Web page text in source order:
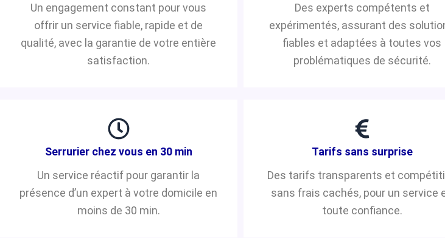
Un engagement constant pour vous
offrir un service fiable, rapide et de
qualité, avec la garantie de votre entière
satisfaction.
Des experts compétents et
expérimentés, assurant des
fiables et adaptées à toutes vos
problématiques de sécurité.
Serrurier chez vous en 30 min
Un service réactif pour garantir la
présence d’un expert à votre domicile en
moins de 30 min.
Tarifs sans surprise
Des tarifs transparents et
sans frais cachés, pour un service
toute confiance.